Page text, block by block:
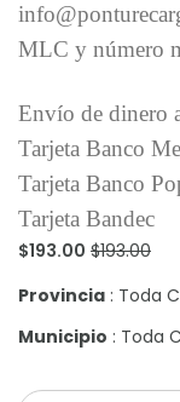
MLC y número
Envío de dinero
Tarjeta Banco
Tarjeta Banco
Tarjeta Bandec
$193.00 $193.00
Provincia : Toda
Municipio : Toda